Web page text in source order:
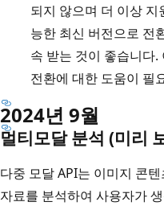
되지 않으며 더 이상
능한 최신 버전으로 전
속 받는 것이 좋습니다
전환에 대한 도움이 필
2024년 9월
멀티모달 분석 (미리
다중 모달 API는 이미지 콘
자료를 분석하여 사용자가